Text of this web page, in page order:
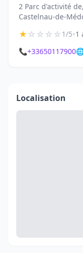
2 Parc d'activité
Castelnau-de-
★☆☆☆☆1/5•1
📞+33650117900
Localisation